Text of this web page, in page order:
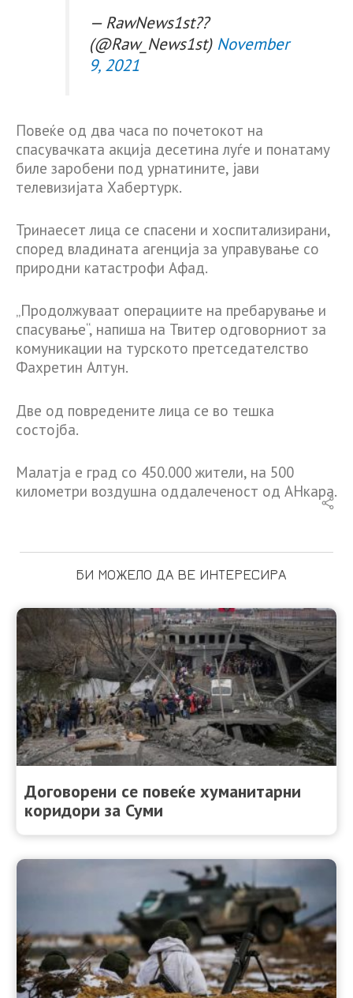
— RawNews1st??
(@Raw_News1st) November
9, 2021
Повеќе од два часа по почетокот на
спасувачката акција десетина луѓе и понатаму
биле заробени под урнатините, јави
телевизијата Хабертурк.
Тринаесет лица се спасени и хоспитализирани,
според владината агенција за управување со
природни катастрофи Афад.
„Продолжуваат операциите на пребарување и
спасување“, напиша на Твитер одговорниот за
комуникации на турското претседателство
Фахретин Алтун.
Две од повредените лица се во тешка
состојба.
Малатја е град со 450.000 жители, на 500
километри воздушна оддалеченост од АНкара.
БИ МОЖЕЛО ДА ВЕ ИНТЕРЕСИРА
Договорени се повеќе хуманитарни
коридори за Суми